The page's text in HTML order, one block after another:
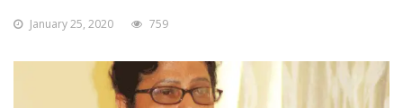
January 25, 2020 759